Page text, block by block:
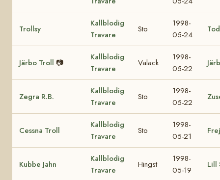
Trollsy
Kallblodig
Travare
Sto
1998-
05-24
Järbo Troll 📷
Kallblodig
Travare
Valack
1998-
05-22
Zegra R.B.
Kallblodig
Travare
Sto
1998-
05-22
Cessna Troll
Kallblodig
Travare
Sto
1998-
05-21
Kubbe Jahn
Kallblodig
Travare
Hingst
1998-
05-19
Lill